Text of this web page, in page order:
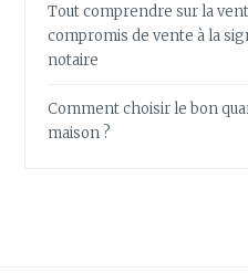
Tout comprendre sur la
compromis de vente à la
notaire
Comment choisir le bon
maison ?